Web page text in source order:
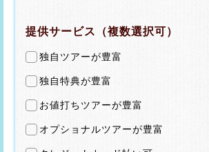
提供サービス（複数選択可）
独自ツアーが豊富
独自特典が豊富
お値打ちツアーが豊富
オプショナルツアーが豊富